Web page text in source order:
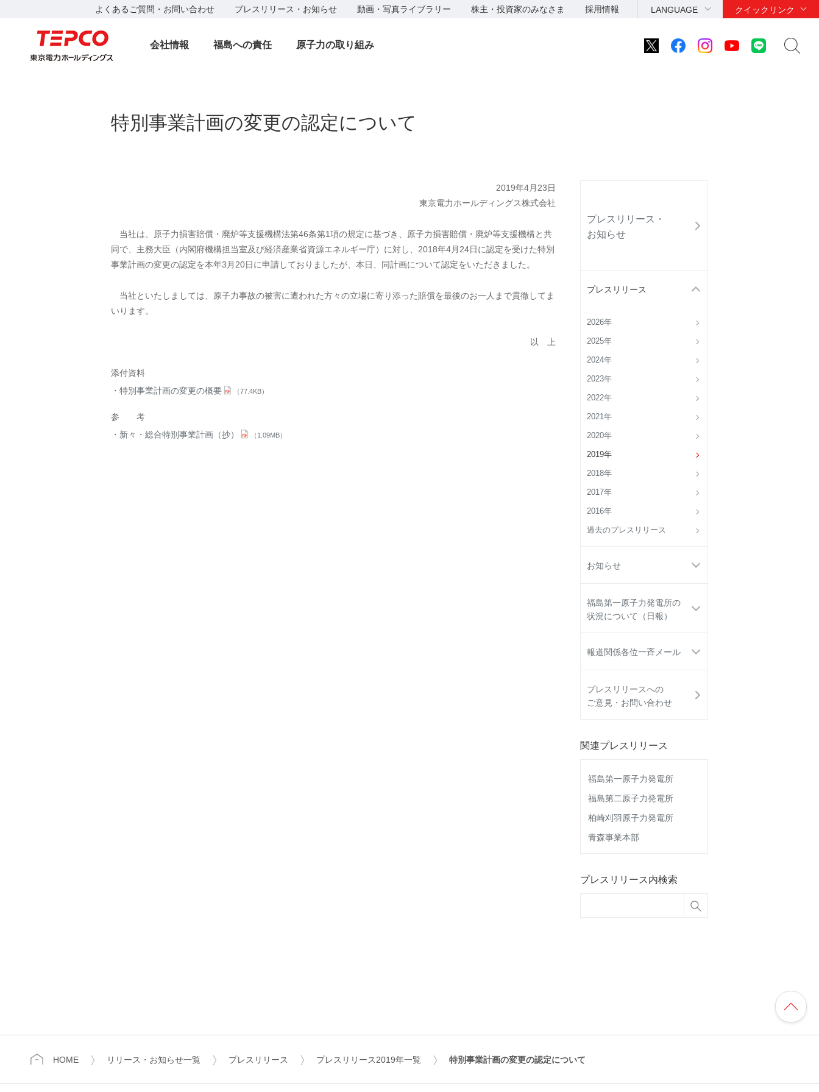
よくあるご質問・お問い合わせ プレスリリース・お知らせ 動画・写真ライブラリー 株主・投資家のみなさま 採用情報 LANGUAGE クイックリンク
会社情報 福島への責任 原子力の取り組み
プレスリリース・
お知らせ
プレスリリース
2026年
2025年
2024年
2023年
2022年
2021年
2020年
2019年
2018年
2017年
2016年
過去のプレスリリース
お知らせ
福島第一原子力発電所の
状況について（日報）
報道関係各位一斉メール
プレスリリースへの
ご意見・お問い合わせ
関連プレスリリース
福島第一原子力発電所
福島第二原子力発電所
柏崎刈羽原子力発電所
青森事業本部
プレスリリース内検索
特別事業計画の変更の認定について
2019年4月23日
東京電力ホールディングス株式会社
当社は、原子力損害賠償・廃炉等支援機構法第46条第1項の規定に基づき、原子力損害賠償・廃炉等支援機構と共
同で、主務大臣（内閣府機構担当室及び経済産業省資源エネルギー庁）に対し、2018年4月24日に認定を受けた特別
事業計画の変更の認定を本年3月20日に申請しておりましたが、本日、同計画について認定をいただきました。
当社といたしましては、原子力事故の被害に遭われた方々の立場に寄り添った賠償を最後のお一人まで貫徹してま
いります。
以 上
添付資料
特別事業計画の変更の概要
（77.4KB）
参 考
新々・総合特別事業計画（抄）
（1.09MB）
HOME リリース・お知らせ一覧 プレスリリース プレスリリース2019年一覧 特別事業計画の変更の認定について